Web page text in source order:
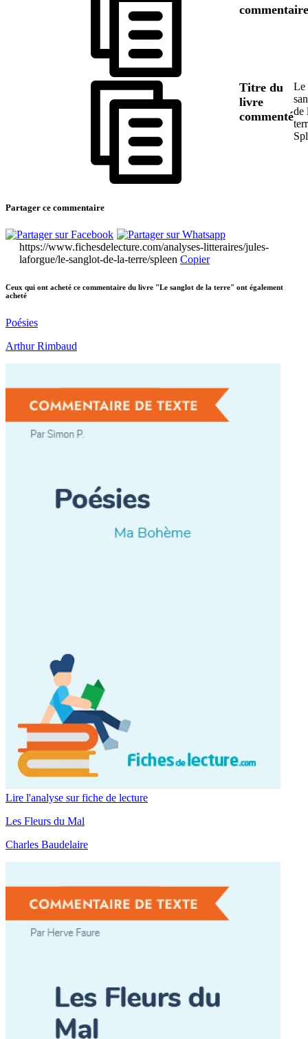
commentaire
Titre du
livre
commenté
Le
de
Partager ce commentaire
https://www.fichesdelecture.com/analyses-litteraires/jules-
laforgue/le-sanglot-de-la-terre/spleen Copier
Ceux qui ont acheté ce commentaire du livre "Le sanglot de la terre" ont également
acheté
Poésies
Arthur Rimbaud
Lire l'analyse sur fiche de lecture
Les Fleurs du Mal
Charles Baudelaire